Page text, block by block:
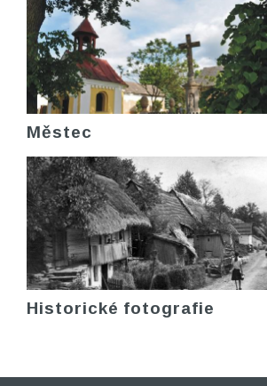
Městec
Historické fotografie